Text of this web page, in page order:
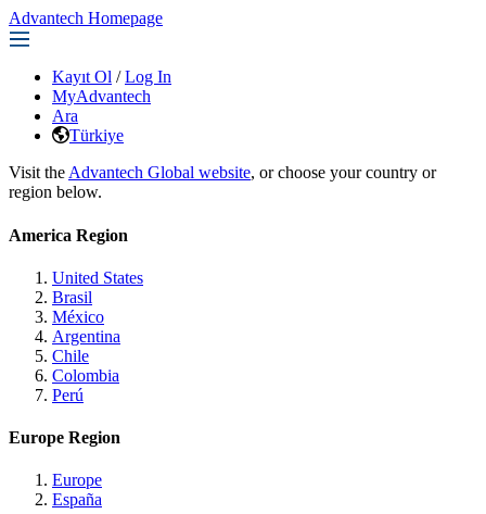
Advantech Homepage
Kayıt Ol / Log In
MyAdvantech
Ara
Türkiye
Visit the Advantech Global website, or choose your country or
region below.
America Region
United States
Brasil
México
Argentina
Chile
Colombia
Perú
Europe Region
Europe
España